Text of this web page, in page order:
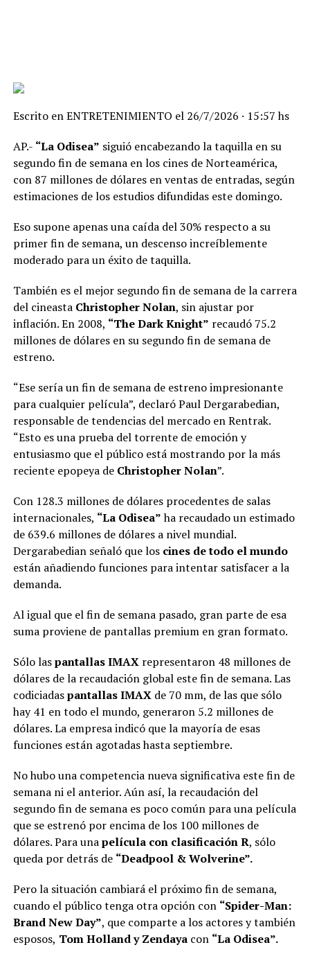
Escrito enENTRETENIMIENTO el 26/7/2026 · 15:57 hs
AP.- “La Odisea” siguió encabezando la taquilla en su
segundo fin de semana en los cines de Norteamérica,
con 87 millones de dólares en ventas de entradas, según
estimaciones de los estudios difundidas este domingo.
Eso supone apenas una caída del 30% respecto a su
primer fin de semana, un descenso increíblemente
moderado para un éxito de taquilla.
También es el mejor segundo fin de semana de la carrera
del cineasta Christopher Nolan, sin ajustar por
inflación. En 2008, “The Dark Knight” recaudó 75.2
millones de dólares en su segundo fin de semana de
estreno.
“Ese sería un fin de semana de estreno impresionante
para cualquier película”, declaró Paul Dergarabedian,
responsable de tendencias del mercado en Rentrak.
“Esto es una prueba del torrente de emoción y
entusiasmo que el público está mostrando por la más
reciente epopeya de Christopher Nolan”.
Con 128.3 millones de dólares procedentes de salas
internacionales, “La Odisea”ha recaudado un estimado
de 639.6 millones de dólares a nivel mundial.
Dergarabedian señaló que los cines de todo el mundo
están añadiendo funciones para intentar satisfacer a la
demanda.
Al igual que el fin de semana pasado, gran parte de esa
suma proviene de pantallas premium en gran formato.
Sólo laspantallas IMAX representaron 48 millones de
dólares de la recaudación global este fin de semana. Las
codiciadaspantallas IMAXde 70 mm, de las que sólo
hay 41 en todo el mundo, generaron 5.2 millones de
dólares. La empresa indicó que la mayoría de esas
funciones están agotadas hasta septiembre.
No hubo una competencia nueva significativa este fin de
semana ni el anterior. Aún así, la recaudación del
segundo fin de semana es poco común para una película
que se estrenó por encima de los 100 millones de
dólares. Para unapelícula con clasificación R, sólo
queda por detrás de “Deadpool & Wolverine”.
Pero la situación cambiará el próximo fin de semana,
cuando el público tenga otra opción con “Spider-Man:
Brand New Day”, que comparte a los actores y también
esposos, Tom Holland y Zendayacon “La Odisea”.